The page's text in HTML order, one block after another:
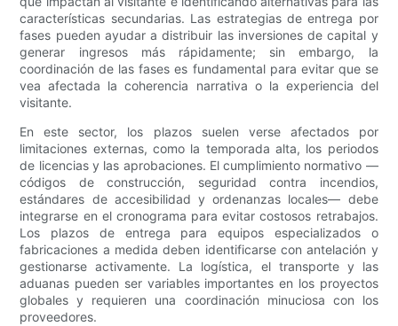
características secundarias. Las estrategias de entrega por
fases pueden ayudar a distribuir las inversiones de capital y
generar ingresos más rápidamente; sin embargo, la
coordinación de las fases es fundamental para evitar que se
vea afectada la coherencia narrativa o la experiencia del
visitante.
En este sector, los plazos suelen verse afectados por
limitaciones externas, como la temporada alta, los periodos
de licencias y las aprobaciones. El cumplimiento normativo —
códigos de construcción, seguridad contra incendios,
estándares de accesibilidad y ordenanzas locales— debe
integrarse en el cronograma para evitar costosos retrabajos.
Los plazos de entrega para equipos especializados o
fabricaciones a medida deben identificarse con antelación y
gestionarse activamente. La logística, el transporte y las
aduanas pueden ser variables importantes en los proyectos
globales y requieren una coordinación minuciosa con los
proveedores.